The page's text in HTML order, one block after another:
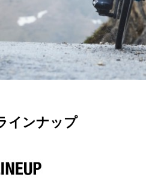
インナップ